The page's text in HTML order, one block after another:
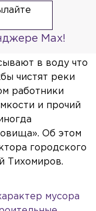
Max!
в воду что
чистят реки
работники
и прочий
Об этом
городского
Тихомиров.
мусора